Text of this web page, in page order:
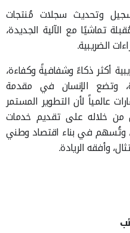
وتحديث سجلات مُنتجات
تماشيًا مع الآلية الجديدة،
الضريبية.
أكثر ذكاءً وشفافيةً وكفاءة،
وتضع الإنسان في مقدمة
عالمياً لأن التطوير المستمر
من خلاله على تقديم خدمات
وتُسهم في بناء اقتصاد وطني
وأفقه الريادة.